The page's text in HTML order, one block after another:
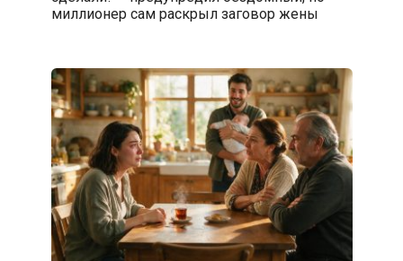
миллионер сам раскрыл заговор жены